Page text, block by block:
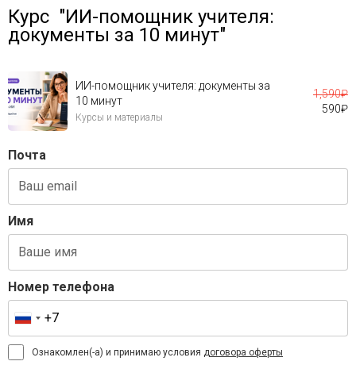
Курс "ИИ-помощник учителя:
документы за 10 минут"
ИИ-помощник учителя: документы за
10 минут
Курсы и материалы
1,590₽
590₽
Почта
Имя
Номер телефона
Ознакомлен(-а) и принимаю условия договора оферты